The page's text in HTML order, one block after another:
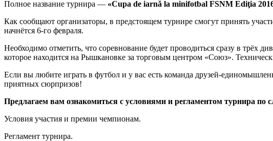
Полное название турнира — «Cupa de iarnă la minifotbal FSNM Ediţia
Как сообщают организаторы, в предстоящем турнире смогут принять
начнётся 6-го февраля.
Необходимо отметить, что соревнование будет проводиться сразу в трёх
которое находится на Рышкановке за торговым центром «Союз».
Если вы любите играть в футбол и у вас есть команда друзей-
приятных сюрпризов!
Предлагаем вам ознакомиться с условиями и регламентом турнира
Условия участия и премии чемпионам.
Регламент турнира.